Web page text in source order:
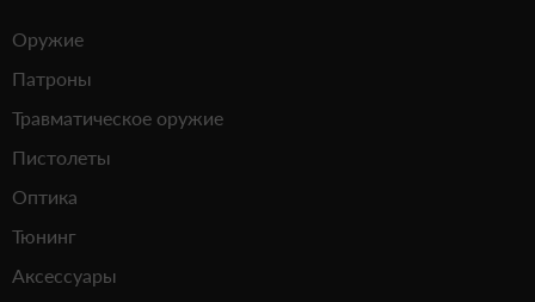
Оружие
Патроны
Травматическое оружие
Пистолеты
Оптика
Тюнинг
Аксессуары